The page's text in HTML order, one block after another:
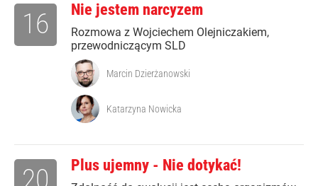
Nie jestem narcyzem
Rozmowa z Wojciechem Olejniczakiem,
przewodniczącym SLD
16
Marcin Dzierżanowski
Katarzyna Nowicka
Plus ujemny - Nie dotykać!
20